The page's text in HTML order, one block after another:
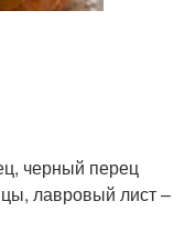
черный перец
лавровый лист –